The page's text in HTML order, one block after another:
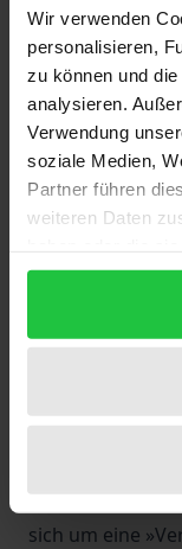
Wir verwenden
personalisieren,
zu können und
analysieren.
Verwendung
soziale Medien,
Partner führen
weiteren Daten
gesammelt haben.
oder nur der
der dem
des »reasonable
Europäische
des mündigen
flüchtigen
anderen
die früheren
Vorschriften
sich um eine